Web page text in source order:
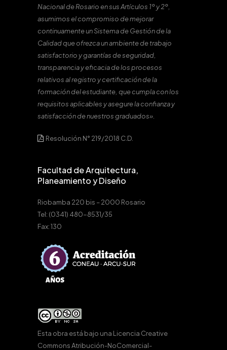
Nacional de Rosario en sus Artículos 1º y 2º,
asumimos el compromiso de mejorar
continuamente un Sistema de Gestión de la
Calidad que ofrezca un ambiente de trabajo
satisfactorio y garantías de seguridad,
transparencia y eficacia de los procesos
relativos al registro y certificación de la
formación del estudiante, que cumpla con los
requisitos aplicables y asegure la confianza y
satisfacción de nuestros graduados».
Resolución N° 219/2018 C.D.
Facultad de Arquitectura,
Planeamiento y Diseño
Riobamba 220 bis – 2000 Rosario
Tel: (0341) 480-8531/35
Fax: 130
Esta obra está bajo una Licencia Creative
Commons Atribución-NoComercial-